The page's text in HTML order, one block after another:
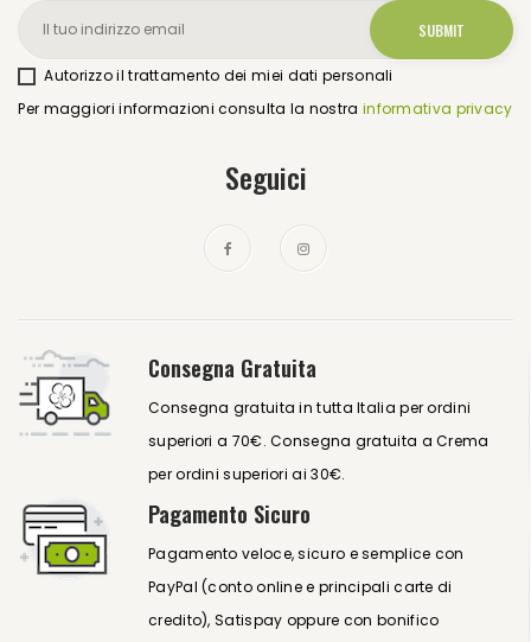
Autorizzo il trattamento dei miei dati personali
Per maggiori informazioni consulta la nostra informativa privacy
Seguici
Consegna Gratuita
Consegna gratuita in tutta Italia per ordini
superiori a 70€. Consegna gratuita a Crema
per ordini superiori ai 30€.
Pagamento Sicuro
Pagamento veloce, sicuro e semplice con
PayPal (conto online e principali carte di
credito), Satispay oppure con bonifico